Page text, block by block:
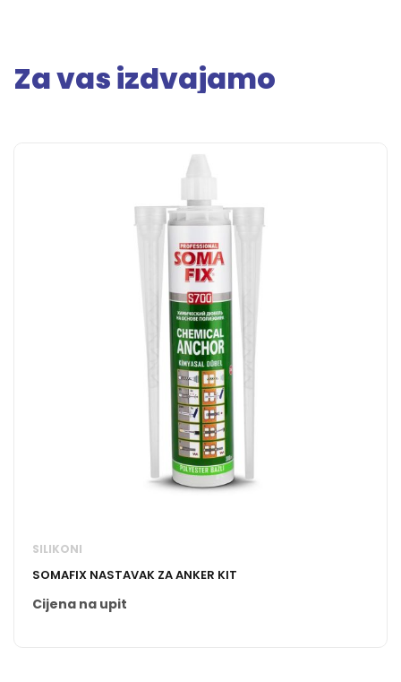
Za vas izdvajamo
SILIKONI
SOMAFIX NASTAVAK ZA ANKER KIT
Cijena na upit